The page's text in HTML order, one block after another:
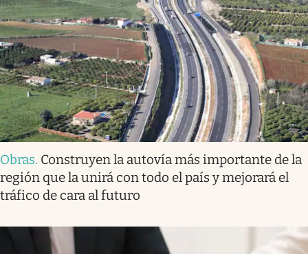
Obras. Construyen la autovía más importante de la
región que la unirá con todo el país y mejorará el
tráfico de cara al futuro